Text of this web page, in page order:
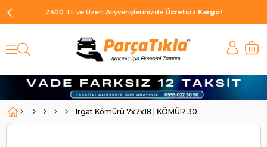
2500 TL ve Üzeri Alışverişlerinizde Ücretsiz Kargo!
Irgat Kömürü 7x7x18 | KÖMÜR 30